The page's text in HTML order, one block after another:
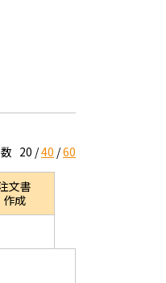
20 40 60
文書
作成